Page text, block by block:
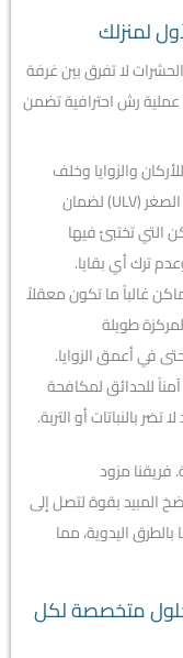
لمنزلك
لا تفرق بين غرفة
عملية رش احترافية تضمن
والزوايا وخلف
الأثاث، ثم نستخدم تقنية الرذاذ المتناهي الصغر (ULV) لضمان
التي تختبئ فيها
ترك أي بقايا.
غالباً ما تكون معقلاً
طويلة
في أعمق الزوايا.
للحدائق لمكافحة
بالنباتات أو التربة.
فريقنا مزود
المبيد بقوة لتصل إلى
اليدوية، مما
حلول متخصصة لكل